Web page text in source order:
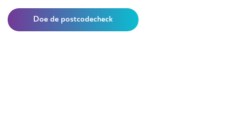
Doe de postcodecheck